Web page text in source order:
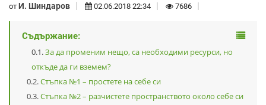
от И. Шиндаров 02.06.2018 22:34 7686
Съдържание:
За да променим нещо, са необходими ресурси, но
откъде да ги вземем?
Стъпка №1 – простете на себе си
Стъпка №2 – разчистете пространството около себе си